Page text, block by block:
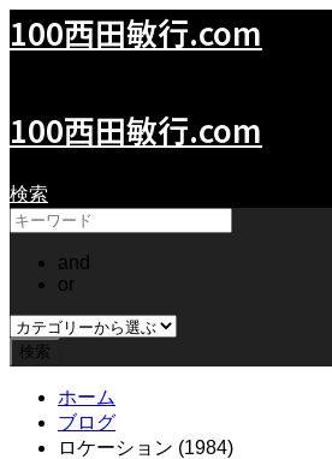
100西田敏行.com
100西田敏行.com
検索
and
or
ホーム
ブログ
ロケーション (1984)